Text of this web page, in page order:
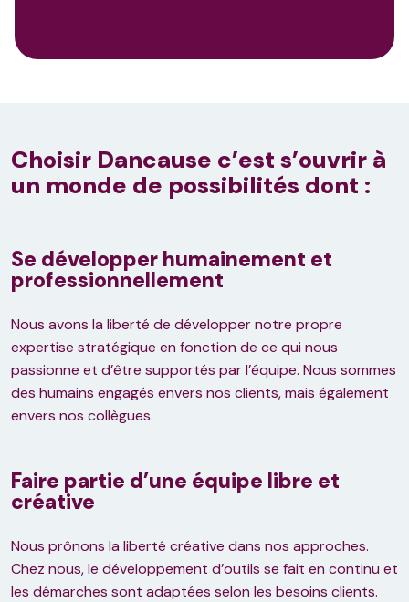
Choisir Dancause c’est s’ouvrir à
un monde de possibilités dont :
Se développer humainement et
professionnellement
Nous avons la liberté de développer notre propre
expertise stratégique en fonction de ce qui nous
passionne et d’être supportés par l’équipe. Nous sommes
des humains engagés envers nos clients, mais également
envers nos collègues.
Faire partie d’une équipe libre et
créative
Nous prônons la liberté créative dans nos approches.
Chez nous, le développement d’outils se fait en continu et
les démarches sont adaptées selon les besoins clients.